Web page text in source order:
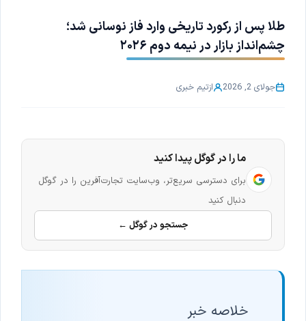
طلا پس از رکورد تاریخی وارد فاز نوسانی شد؛
چشم‌انداز بازار در نیمه دوم ۲۰۲۶
جولای 2, 2026 ازتیم خبری
ما را در گوگل پیدا کنید
برای دسترسی سریع‌تر، وب‌سایت تجارت‌آفرین را در گوگل
دنبال کنید
جستجو در گوگل ←
خلاصه خبر